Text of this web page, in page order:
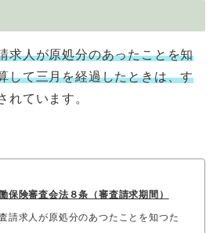
求人が原処分のあったことを知
して三月を経過したときは、す
れています。
保険審査会法８条（審査請求期間）
請求人が原処分のあつたことを知つた